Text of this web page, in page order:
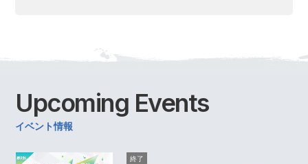
Upcoming Events
イベント情報
終了